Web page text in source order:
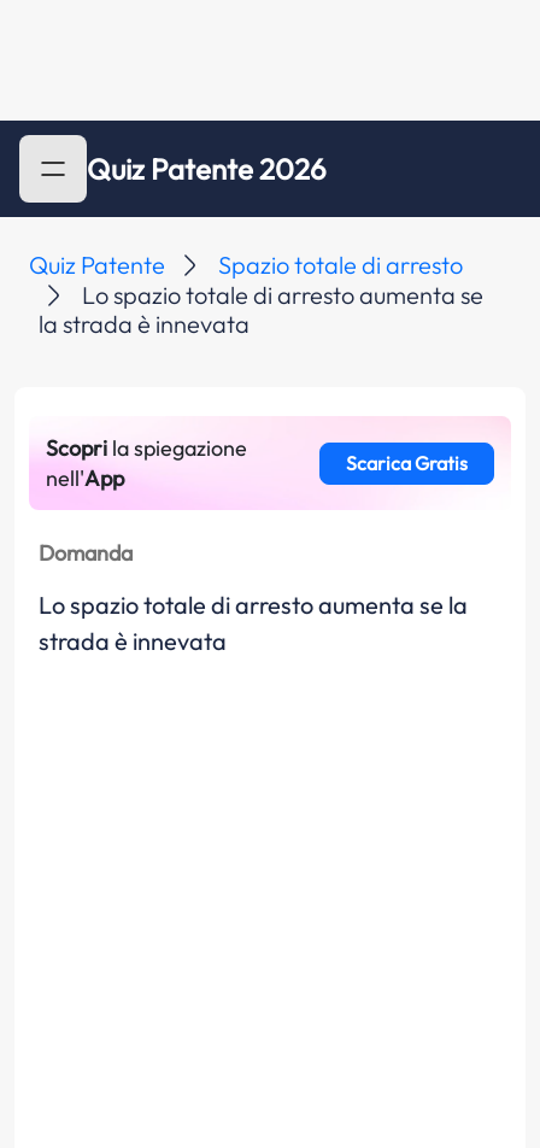
Quiz Patente 2026
Quiz Patente
Spazio totale di arresto
Lo spazio totale di arresto aumenta se
la strada è innevata
Scopri la spiegazione
nell'App
Scarica Gratis
Domanda
Lo spazio totale di arresto aumenta se la
strada è innevata